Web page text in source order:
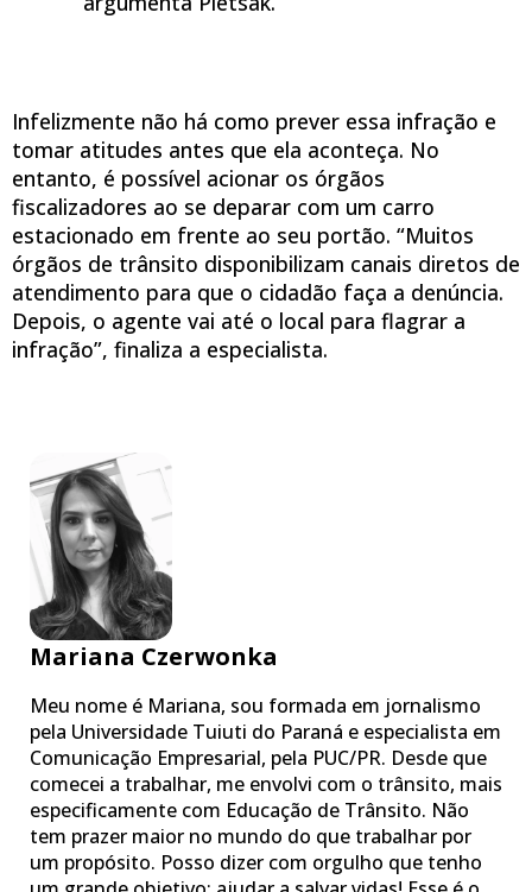
Infelizmente não há como prever essa infração e
tomar atitudes antes que ela aconteça. No
entanto, é possível acionar os órgãos
fiscalizadores ao se deparar com um carro
estacionado em frente ao seu portão. “Muitos
órgãos de trânsito disponibilizam canais diretos de
atendimento para que o cidadão faça a denúncia.
Depois, o agente vai até o local para flagrar a
infração”, finaliza a especialista.
Mariana Czerwonka
Meu nome é Mariana, sou formada em jornalismo
pela Universidade Tuiuti do Paraná e especialista em
Comunicação Empresarial, pela PUC/PR. Desde que
comecei a trabalhar, me envolvi com o trânsito, mais
especificamente com Educação de Trânsito. Não
tem prazer maior no mundo do que trabalhar por
um propósito. Posso dizer com orgulho que tenho